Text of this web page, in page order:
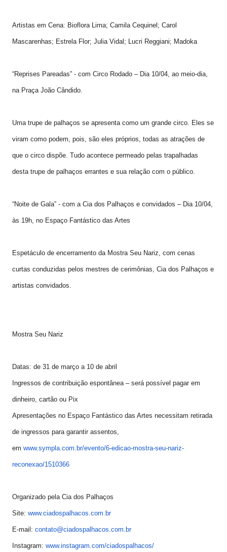
Artistas em Cena: Bioflora Lima; Camila Cequinel; Carol
Mascarenhas; Estrela Flor; Julia Vidal; Lucri Reggiani; Madoka
“Reprises Pareadas” - com Circo Rodado – Dia 10/04, ao meio-dia,
na Praça João Cândido.
Uma trupe de palhaços se apresenta como um grande circo. Eles se
viram como podem, pois, são eles próprios, todas as atrações de
que o circo dispõe. Tudo acontece permeado pelas trapalhadas
desta trupe de palhaços errantes e sua relação com o público.
“Noite de Gala” - com a Cia dos Palhaços e convidados – Dia 10/04,
às 19h, no Espaço Fantástico das Artes
Espetáculo de encerramento da Mostra Seu Nariz, com cenas
curtas conduzidas pelos mestres de cerimônias, Cia dos Palhaços e
artistas convidados.
Mostra Seu Nariz
Datas: de 31 de março a 10 de abril
Ingressos de contribuição espontânea – será possível pagar em
dinheiro, cartão ou Pix
Apresentações no Espaço Fantástico das Artes necessitam retirada
de ingressos para garantir assentos,
em www.sympla.com.br/evento/6-edicao-mostra-seu-nariz-
reconexao/1510366
Organizado pela Cia dos Palhaços
Site: www.ciadospalhacos.com.br
E-mail: contato@ciadospalhacos.com.br
Instagram: www.instagram.com/ciadospalhacos/